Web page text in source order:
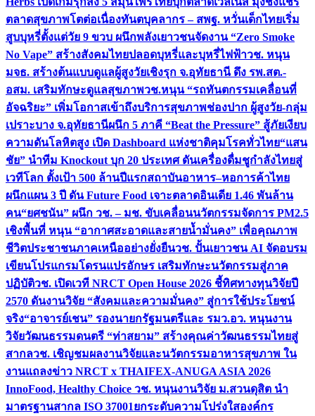
ตลาดสุขภาพโตต่อเนื่องทันตบุคลากร – สพฐ. หวั่นเด็กไทยเริ่ม
สูบบุหรี่ตั้งแต่วัย 9 ขวบ ผนึกพลังเยาวชนจัดงาน “Zero Smoke
No Vape” สร้างสังคมไทยปลอดบุหรี่และบุหรี่ไฟฟ้าวช. หนุน
มจธ. สร้างต้นแบบดูแลผู้สูงวัยเชิงรุก จ.อุทัยธานี ดึง รพ.สต.-
อสม. เสริมทักษะดูแลสุขภาพวช.หนุน “รถทันตกรรมเคลื่อนที่
อัจฉริยะ” เพิ่มโอกาสเข้าถึงบริการสุขภาพช่องปาก ผู้สูงวัย-กลุ่ม
เปราะบาง จ.อุทัยธานีผนึก 5 ภาคี “Beat the Pressure” สู้ภัยเงียบ
ความดันโลหิตสูง เปิด Dashboard แห่งชาติคุมโรคทั่วไทย“แสน
ชัย” นำทีม Knockout บุก 20 ประเทศ ดันเครื่องดื่มชูกำลังไทยสู่
เวทีโลก ตั้งเป้า 500 ล้านปีแรกสถาบันอาหาร–หอการค้าไทย
ผนึกแผน 3 ปี ดัน Future Food เจาะตลาดอินเดีย 1.46 พันล้าน
คน“ยศชนัน” ผนึก วช. – มช. ขับเคลื่อนนวัตกรรมจัดการ PM2.5
เชิงพื้นที่ หนุน “อากาศสะอาดและสายน้ำมั่นคง” เพื่อคุณภาพ
ชีวิตประชาชนภาคเหนืออย่างยั่งยืนวช. ปั้นเยาวชน AI จัดอบรม
เขียนโปรแกรมโดรนแปรอักษร เสริมทักษะนวัตกรรมสู่ภาค
ปฏิบัติวช. เปิดเวที NRCT Open House 2026 ชี้ทิศทางทุนวิจัยปี
2570 ดันงานวิจัย “สังคมและความมั่นคง” สู่การใช้ประโยชน์
จริง“อาจารย์เชน” รองนายกรัฐมนตรีและ รมว.อว. หนุนงาน
วิจัยวัฒนธรรมดนตรี “ท่าสยาม” สร้างคุณค่าวัฒนธรรมไทยสู่
สากลวช. เชิญชมผลงานวิจัยและนวัตกรรมอาหารสุขภาพ ใน
งานแถลงข่าว NRCT x THAIFEX-ANUGA ASIA 2026
InnoFood, Healthy Choice วช. หนุนงานวิจัย ม.สวนดุสิต นำ
มาตรฐานสากล ISO 37001ยกระดับความโปร่งใสองค์กร